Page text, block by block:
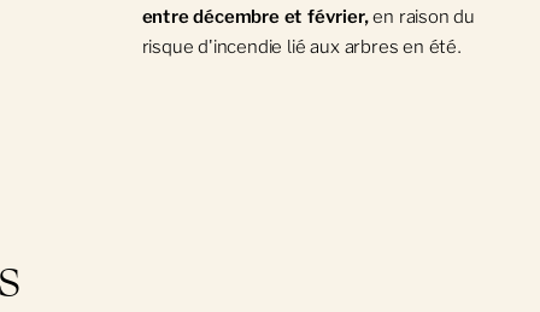
entre décembre et février,en raison du
risque d'incendie lié aux arbres en été.